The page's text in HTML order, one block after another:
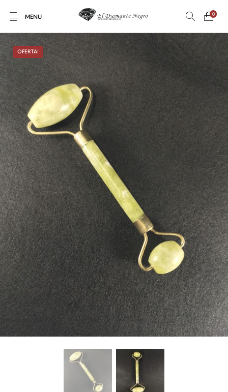
MENU
0
Novedades En oferta ! DECORACIÓN DINOSAURIOS
ESOTERISMO FÓSILES METEORITOS
MINERALES
PRODUCTOS DE
CONSUMO
OFERTA!